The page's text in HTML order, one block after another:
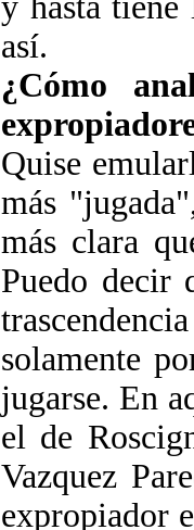
así.
¿Cómo
Quise
más
más clara
Puedo decir
solamente
jugarse. En
el de
Vazquez
expropiador